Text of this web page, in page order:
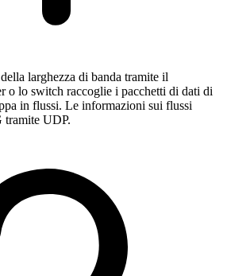
larghezza di banda tramite il
o lo switch raccoglie i pacchetti di dati di
in flussi. Le informazioni sui flussi
tramite UDP.